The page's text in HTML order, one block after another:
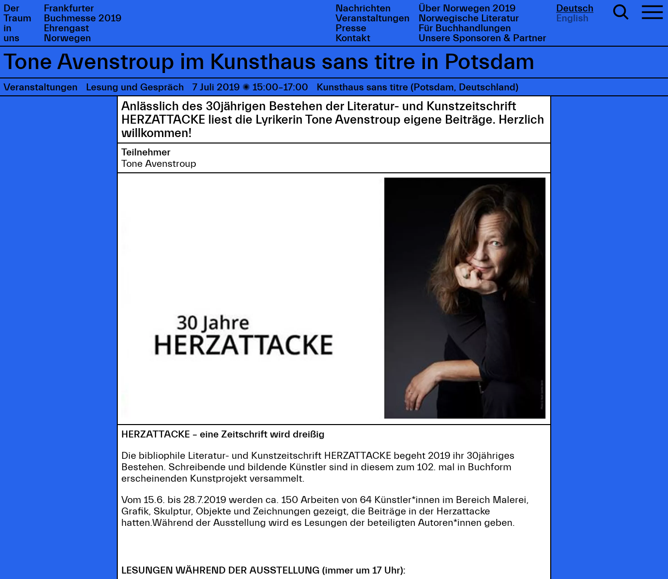
Der
Traum
in
uns
Frankfurter
Buchmesse 2019
Ehrengast
Norwegen
Nachrichten
Veranstaltungen
Presse
Kontakt
Über Norwegen 2019
Norwegische Literatur
Für Buchhandlungen
Unsere Sponsoren & Partner
Deutsch
English
Tone Avenstroup im Kunsthaus sans titre in Potsdam
Veranstaltungen Lesung und Gespräch 7 Juli 2019  15:00–17:00 Kunsthaus sans titre (Potsdam, Deutschland)
Anlässlich des 30jährigen Bestehen der Literatur- und Kunstzeitschrift
HERZATTACKE liest die Lyrikerin Tone Avenstroup eigene Beiträge. Herzlich
willkommen!
Teilnehmer
Tone Avenstroup
HERZATTACKE – eine Zeitschrift wird dreißig
Die bibliophile Literatur- und Kunstzeitschrift HERZATTACKE begeht 2019 ihr 30jähriges
Bestehen. Schreibende und bildende Künstler sind in diesem zum 102. mal in Buchform
erscheinenden Kunstprojekt versammelt.
Vom 15.6. bis 28.7.2019 werden ca. 150 Arbeiten von 64 Künstler*innen im Bereich Malerei,
Grafik, Skulptur, Objekte und Zeichnungen gezeigt, die Beiträge in der Herzattacke
hatten.Während der Ausstellung wird es Lesungen der beteiligten Autoren*innen geben.
LESUNGEN WÄHREND DER AUSSTELLUNG (immer um 17 Uhr):